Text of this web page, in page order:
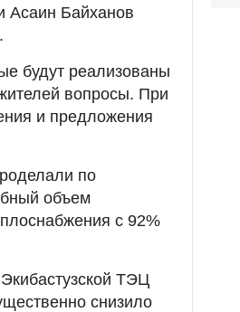
Асаин Байханов
будут реализованы
вопросы. При
и предложения
по
объем
с 92%
ТЭЦ
снизило